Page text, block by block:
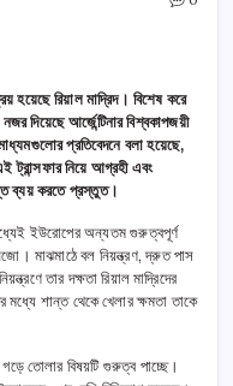
হয়েছে রিয়াল মাদ্রিদ। বিশেষ করে
দিয়েছে আর্জেন্টিনার বিশ্বকাপজয়ী
প্রতিবেদনে বলা হয়েছে,
ট্রান্সফার নিয়ে আগ্রহী এবং
ব্যয় করতে প্রস্তুত।
ইউরোপের অন্যতম গুরুত্বপূর্ণ
মাঝমাঠে বল নিয়ন্ত্রণ, দ্রুত পাস
তার দক্ষতা রিয়াল মাদ্রিদের
মধ্যে শান্ত থেকে খেলার ক্ষমতা তাকে
গড়ে তোলার বিষয়টি গুরুত্ব পাচ্ছে।